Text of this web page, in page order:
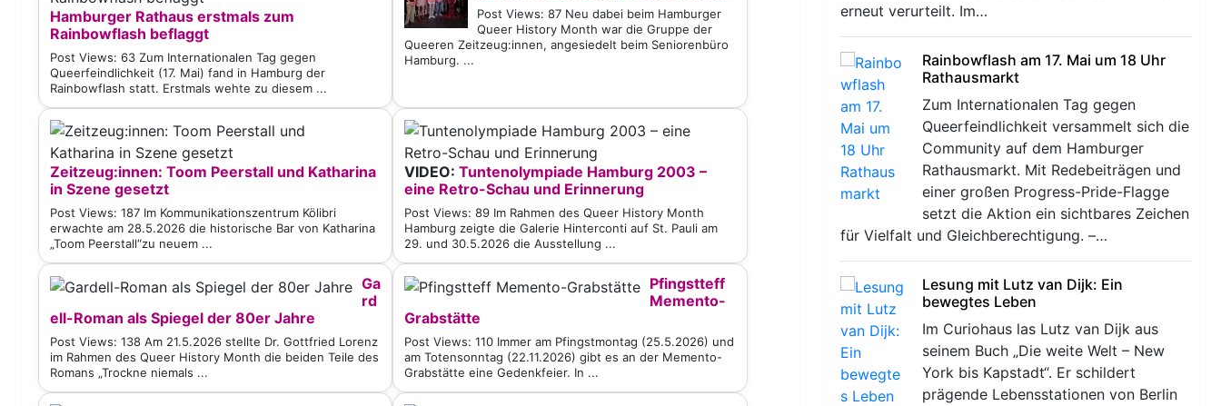
Hamburger Rathaus erstmals zum
Rainbowflash beflaggt
Post Views: 63 Zum Internationalen Tag gegen
Queerfeindlichkeit (17. Mai) fand in Hamburg der
Rainbowflash statt. Erstmals wehte zu diesem ...
Post Views: 87 Neu dabei beim Hamburger
Queer History Month war die Gruppe der
Queeren Zeitzeug:innen, angesiedelt beim Seniorenbüro
Hamburg. ...
Zeitzeug:innen: Toom Peerstall und Katharina
in Szene gesetzt
Post Views: 187 Im Kommunikationszentrum Kölibri
erwachte am 28.5.2026 die historische Bar von Katharina
„Toom Peerstall“zu neuem ...
VIDEO:Tuntenolympiade Hamburg 2003 –
eine Retro-Schau und Erinnerung
Post Views: 89 Im Rahmen des Queer History Month
Hamburg zeigte die Galerie Hinterconti auf St. Pauli am
29. und 30.5.2026 die Ausstellung ...
Ga
rd
ell-Roman als Spiegel der 80er Jahre
Post Views: 138 Am 21.5.2026 stellte Dr. Gottfried Lorenz
im Rahmen des Queer History Month die beiden Teile des
Romans „Trockne niemals ...
Pfingstteff
Memento-
Grabstätte
Post Views: 110 Immer am Pfingstmontag (25.5.2026) und
am Totensonntag (22.11.2026) gibt es an der Memento-
Grabstätte eine Gedenkfeier. In ...
erneut verurteilt. Im…
Rainbowflash am 17. Mai um 18 Uhr
Rathausmarkt
Zum Internationalen Tag gegen
Queerfeindlichkeit versammelt sich die
Community auf dem Hamburger
Rathausmarkt. Mit Redebeiträgen und
einer großen Progress-Pride-Flagge
setzt die Aktion ein sichtbares Zeichen
für Vielfalt und Gleichberechtigung. –…
Lesung mit Lutz van Dijk: Ein
bewegtes Leben
Im Curiohaus las Lutz van Dijk aus
seinem Buch „Die weite Welt – New
York bis Kapstadt“. Er schildert
prägende Lebensstationen von Berlin